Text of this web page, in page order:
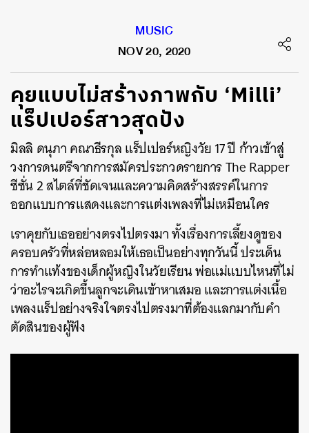
MUSIC
NOV 20, 2020
คุยแบบไม่สร้างภาพกับ ‘Milli’
แร็ปเปอร์สาวสุดปัง
มิลลิ ดนุภา คณาธีรกุล แร็ปเปอร์หญิงวัย 17 ปี ก้าวเข้าสู่
วงการดนตรีจากการสมัครประกวดรายการ The Rapper
ซีซั่น 2 สไตล์ที่ชัดเจนและความคิดสร้างสรรค์ในการ
ออกแบบการแสดงและการแต่งเพลงที่ไม่เหมือนใคร
เราคุยกับเธออย่างตรงไปตรงมา ทั้งเรื่องการเลี้ยงดูของ
ครอบครัวที่หล่อหลอมให้เธอเป็นอย่างทุกวันนี้ ประเด็น
การทำแท้งของเด็กผู้หญิงในวัยเรียน พ่อแม่แบบไหนที่ไม่
ว่าอะไรจะเกิดขึ้นลูกจะเดินเข้าหาเสมอ และการแต่งเนื้อ
เพลงแร็ปอย่างจริงใจตรงไปตรงมาที่ต้องแลกมากับคำ
ตัดสินของผู้ฟัง